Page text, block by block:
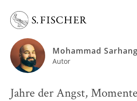
Mohammad
Autor
Jahre der Angst,